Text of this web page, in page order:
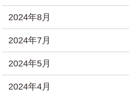
2024年8月
2024年7月
2024年5月
2024年4月